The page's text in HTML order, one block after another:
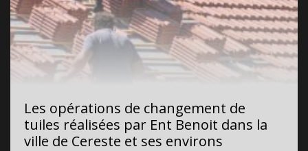
Les opérations de changement de
tuiles réalisées par Ent Benoit dans la
ville de Cereste et ses environs